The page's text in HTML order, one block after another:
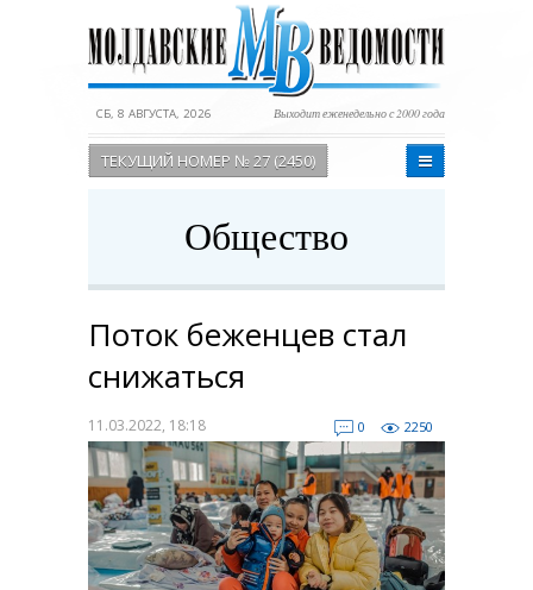
СБ, 8 АВГУСТА, 2026 Выходит еженедельно с 2000 года
ТЕКУЩИЙ НОМЕР № 27 (2450)
Общество
Поток беженцев стал
снижаться
11.03.2022, 18:18 0 2250